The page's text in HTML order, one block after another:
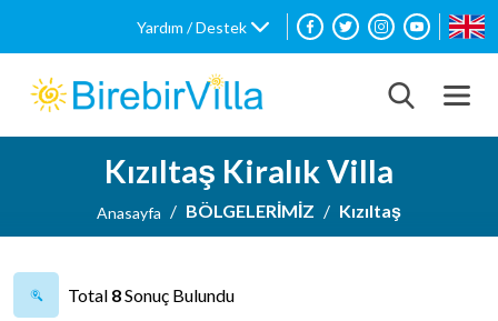
Yardım / Destek
Kızıltaş Kiralık Villa
Anasayfa BÖLGELERİMİZ Kızıltaş
Total 8Sonuç Bulundu